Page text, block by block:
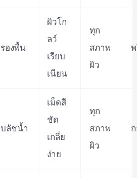
รองพื้น
ผิวโก
ลว์
เรียบ
เนียน
ทุก
สภาพ
ผิว
บลัชน้ำ
เม็ดสี
ชัด
เกลี่ย
ง่าย
ทุก
สภาพ
ผิว